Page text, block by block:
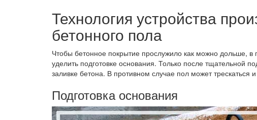
Технология устройства
бетонного пола
Чтобы бетонное покрытие прослужило как можно дольше, в
уделить подготовке основания. Только после тщательной
заливке бетона. В противном случае пол может трескаться
Подготовка основания